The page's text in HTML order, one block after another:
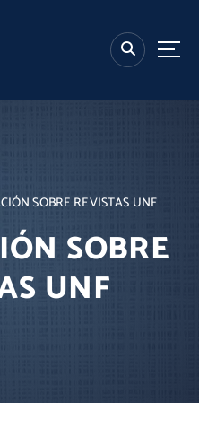
SOBRE REVISTAS UNF
SOBRE
UNF